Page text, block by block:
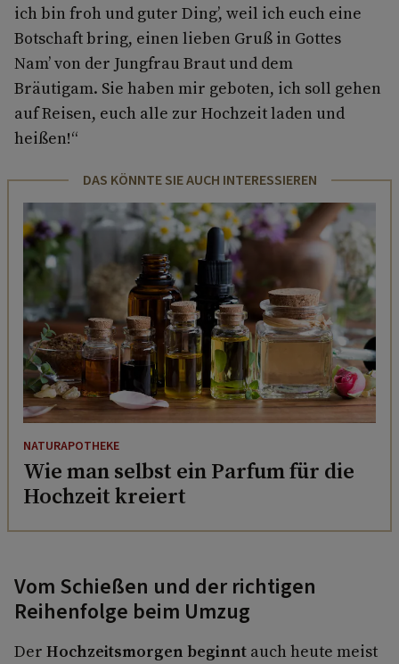
ich bin froh und guter Ding’, weil ich euch eine
Botschaft bring, einen lieben Gruß in Gottes
Nam’ von der Jungfrau Braut und dem
Bräutigam. Sie haben mir geboten, ich soll gehen
auf Reisen, euch alle zur Hochzeit laden und
heißen!“
DAS KÖNNTE SIE AUCH INTERESSIEREN
NATURAPOTHEKE
Wie man selbst ein Parfum für die
Hochzeit kreiert
Vom Schießen und der richtigen
Reihenfolge beim Umzug
Der Hochzeitsmorgen beginnt auch heute meist